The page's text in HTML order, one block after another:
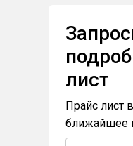
лист
Прайс лист
ближайшее